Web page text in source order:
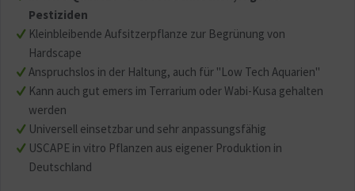
Pestiziden
Kleinbleibende Aufsitzerpflanze zur Begrünung von
Hardscape
Anspruchslos in der Haltung, auch für "Low Tech Aquarien"
Kann auch gut emers im Terrarium oder Wabi-Kusa gehalten
werden
Universell einsetzbar und sehr anpassungsfähig
USCAPE in vitro Pflanzen aus eigener Produktion in
Deutschland